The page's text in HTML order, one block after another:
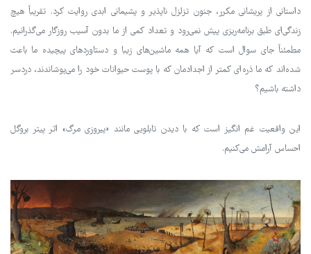
داستانی از پریشانی مکرر، جنون تزلزل ناپذیر و پشیمانی ابدی روایت کرد. تقریباً هیچ
زندگی‌ای طبق برنامه‌ریزی پیش نمی‌رود و تعداد کمی از ما بدون آسیب روزگار می‌گذرانیم.
مطمئناً جای سوال است که آیا همه ماشین‌های زیبا و دستاوردهای پیچیده ما باعث
شده‌اند که ما ذره‌ای کمتر از اجدادمان که با پوست حیوانات خود را می‌پوشاندند، دردسر
داشته باشیم؟
این واقعیت غم انگیز است که با دیدن تابلویی مانند «پیروزی مرگ» اثر پیتر بروگل
احساس آرامش می‌کنیم.